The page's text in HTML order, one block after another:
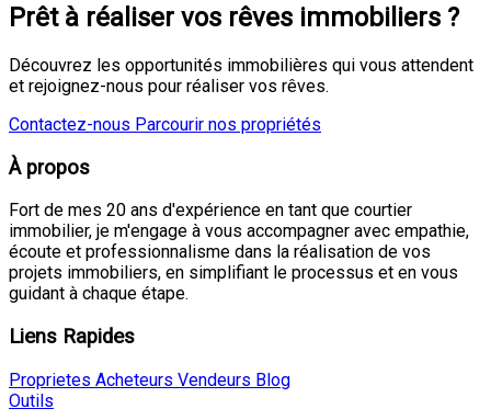
Prêt à réaliser vos rêves immobiliers ?
Découvrez les opportunités immobilières qui vous attendent
et rejoignez-nous pour réaliser vos rêves.
Contactez-nous Parcourir nos propriétés
À propos
Fort de mes 20 ans d'expérience en tant que courtier
immobilier, je m'engage à vous accompagner avec empathie,
écoute et professionnalisme dans la réalisation de vos
projets immobiliers, en simplifiant le processus et en vous
guidant à chaque étape.
Liens Rapides
Proprietes Acheteurs Vendeurs Blog
Outils